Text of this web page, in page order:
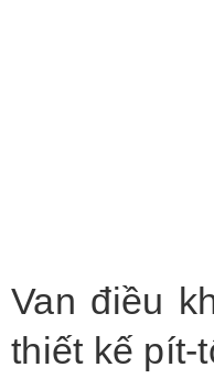
Van điều
thiết kế